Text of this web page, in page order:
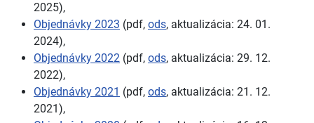
2025),
Objednávky 2023 (pdf, ods, aktualizácia: 24. 01.
2024),
Objednávky 2022 (pdf, ods, aktualizácia: 29. 12.
2022),
Objednávky 2021 (pdf, ods, aktualizácia: 21. 12.
2021),